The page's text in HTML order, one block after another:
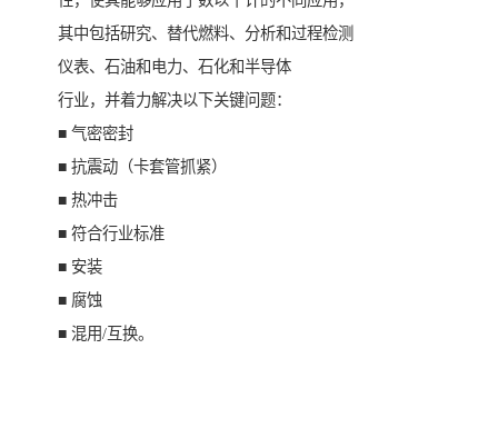
其中包括研究、替代燃料、分析和过程检测
仪表、石油和电力、石化和半导体
行业，并着力解决以下关键问题：
■ 气密密封
■ 抗震动（卡套管抓紧）
■ 热冲击
■ 符合行业标准
■ 安装
■ 腐蚀
■ 混用/互换。